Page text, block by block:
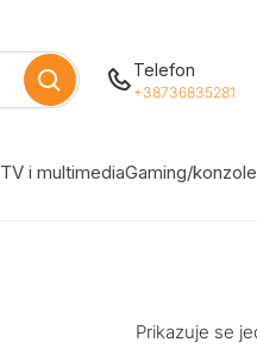
Telefon
+38736835281
TV i multimediaGaming/konzole
Prikazuje se